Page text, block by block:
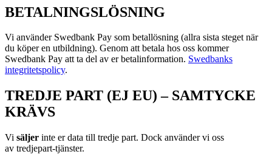
BETALNINGSLÖSNING
Vi använder Swedbank Pay som betallösning (allra sista steget när
du köper en utbildning). Genom att betala hos oss kommer
Swedbank Pay att ta del av er betalinformation. Swedbanks
integritetspolicy.
TREDJE PART (EJ EU) – SAMTYCKE
KRÄVS
Vi säljer inte er data till tredje part. Dock använder vi oss
av tredjepart-tjänster.